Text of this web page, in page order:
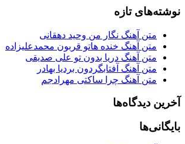
نوشته‌های تازه
متن آهنگ نگار من وحید دهقانی
متن آهنگ خنده هاتو قربون محمدعلیزاده
متن آهنگ دریا بدون تو علی صدیقی
متن آهنگ آفتابگردون بردیا بهادر
متن آهنگ چرا ساکتی مهرادجم
آخرین دیدگاه‌ها
بایگانی‌ها